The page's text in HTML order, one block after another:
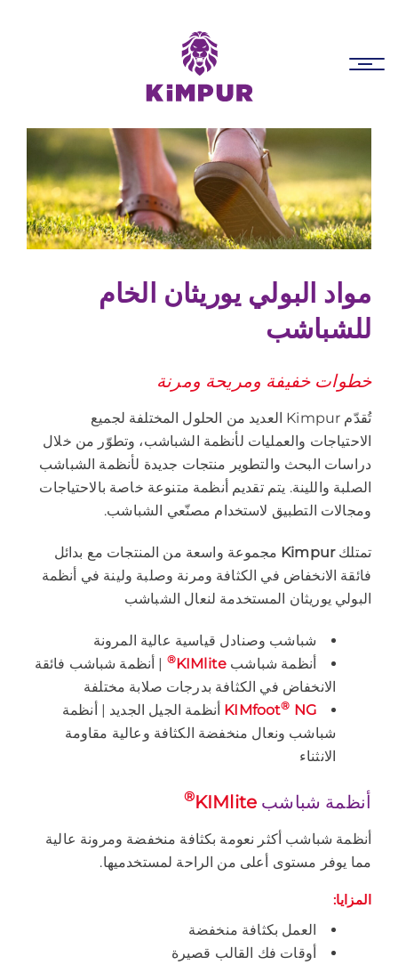
Toggle
مواد البولي يوريثان الخام
للشباشب
خطوات خفيفة ومريحة ومرنة
تُقدّم Kimpur العديد من الحلول المختلفة لجميع
الاحتياجات والعمليات لأنظمة الشباشب، وتطوّر من خلال
دراسات البحث والتطوير منتجات جديدة لأنظمة الشباشب
الصلبة واللينة. يتم تقديم أنظمة متنوعة خاصة بالاحتياجات
ومجالات التطبيق لاستخدام مصنّعي الشباشب.
تمتلكKimpur مجموعة واسعة من المنتجات مع بدائل
فائقة الانخفاض في الكثافة ومرنة وصلبة ولينة في أنظمة
البولي يوريثان المستخدمة لنعال الشباشب
شباشب وصنادل قياسية عالية المرونة
أنظمة شباشب KIMlite
® | أنظمة شباشب فائقة
الانخفاض في الكثافة بدرجات صلابة مختلفة
KIMfoot® NG
أنظمة الجيل الجديد | أنظمة
شباشب ونعال منخفضة الكثافة وعالية مقاومة
الانثناء
أنظمة شباشب KIMlite
®
أنظمة شباشب أكثر نعومة بكثافة منخفضة ومرونة عالية
مما يوفر مستوى أعلى من الراحة لمستخدميها.
المزايا:
العمل بكثافة منخفضة
أوقات فك القالب قصيرة